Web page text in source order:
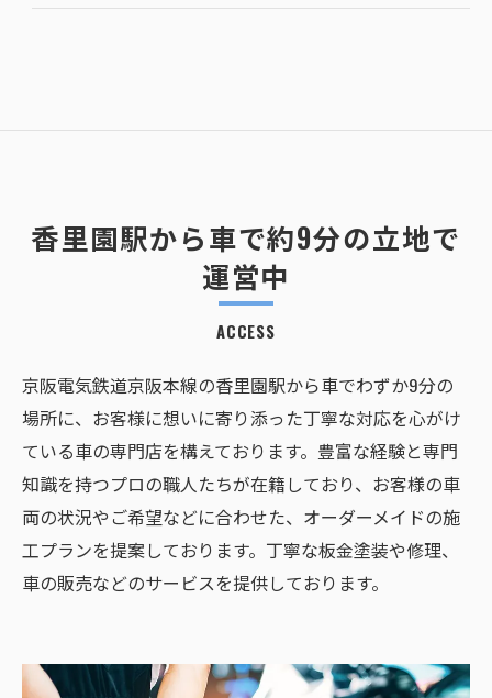
香里園駅から車で約9分の立地で
運営中
ACCESS
京阪電気鉄道京阪本線の香里園駅から車でわずか9分の
場所に、お客様に想いに寄り添った丁寧な対応を心がけ
ている車の専門店を構えております。豊富な経験と専門
知識を持つプロの職人たちが在籍しており、お客様の車
両の状況やご希望などに合わせた、オーダーメイドの施
工プランを提案しております。丁寧な板金塗装や修理、
車の販売などのサービスを提供しております。